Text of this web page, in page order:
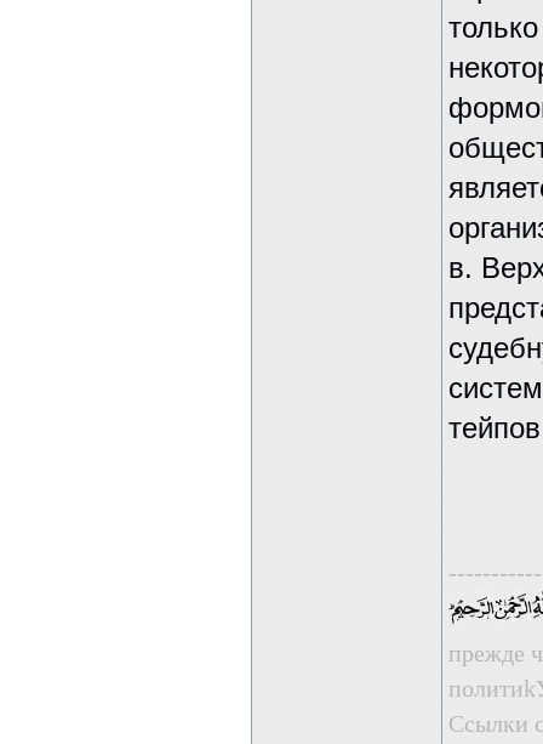
в.
прежде
Ссылки